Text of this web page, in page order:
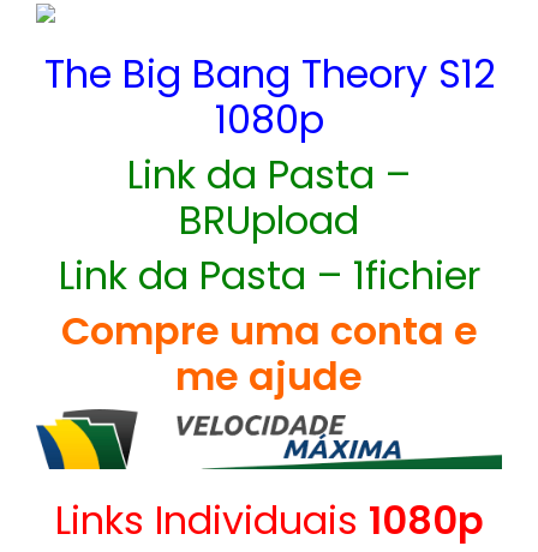
The Big Bang Theory S12
1080p
Link da Pasta –
BRUpload
Link da Pasta – 1fichier
Compre uma conta e
me ajude
Links Individuais 1080p